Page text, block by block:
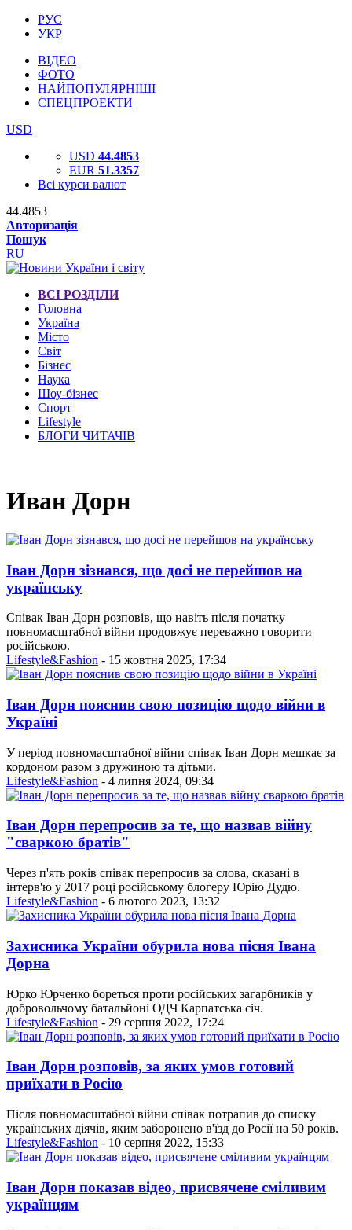
РУС
УКР
ВІДЕО
ФОТО
НАЙПОПУЛЯРНІШІ
СПЕЦПРОЕКТИ
USD
USD 44.4853
EUR 51.3357
Всі курси валют
44.4853
Авторизація
Пошук
RU
ВСІ РОЗДІЛИ
Головна
Україна
Місто
Світ
Бізнес
Наука
Шоу-бізнес
Спорт
Lifestyle
БЛОГИ ЧИТАЧІВ
Иван Дорн
Іван Дорн зізнався, що досі не перейшов на
українську
Співак Іван Дорн розповів, що навіть після початку
повномасштабної війни продовжує переважно говорити
російською.
Lifestyle&Fashion - 15 жовтня 2025, 17:34
Іван Дорн пояснив свою позицію щодо війни в
Україні
У період повномасштабної війни співак Іван Дорн мешкає за
кордоном разом з дружиною та дітьми.
Lifestyle&Fashion - 4 липня 2024, 09:34
Іван Дорн перепросив за те, що назвав війну
"сваркою братів"
Через п'ять років співак перепросив за слова, сказані в
інтерв'ю у 2017 році російському блогеру Юрію Дудю.
Lifestyle&Fashion - 6 лютого 2023, 13:32
Захисника України обурила нова пісня Івана
Дорна
Юрко Юрченко бореться проти російських загарбників у
добровольчому батальйоні ОДЧ Карпатська січ.
Lifestyle&Fashion - 29 серпня 2022, 17:24
Іван Дорн розповів, за яких умов готовий
приїхати в Росію
Після повномасштабної війни співак потрапив до списку
українських діячів, яким заборонено в'їзд до Росії на 50 років.
Lifestyle&Fashion - 10 серпня 2022, 15:33
Іван Дорн показав відео, присвячене сміливим
українцям